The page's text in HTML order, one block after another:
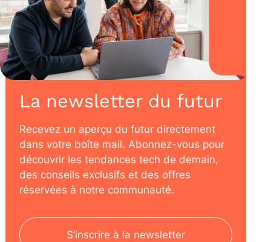
La newsletter du futur
Recevez un aperçu du futur directement
dans votre boîte mail. Abonnez-vous pour
découvrir les tendances tech de demain,
des conseils exclusifs et des offres
réservées à notre communauté.
S’inscrire à la newsletter